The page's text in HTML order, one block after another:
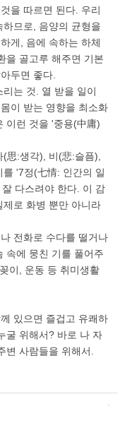
을 따르면 된다. 우리
므로, 음양의 균형을
게, 음에 속하는 하체
을 골고루 해주면 기본
두면 좋다.
는 것. 열 받을 일이
이 받는 영향을 최소화
이런 것을 '중용(中庸)
思:생각), 비(悲:슬픔),
'7정(七情: 인간의 일
다스려야 한다. 이 감
로 화병 뿐만 아니라
전화로 수다를 떨거나
속에 뭉친 기를 풀어주
이, 운동 등 취미생활
있으면 즐겁고 유쾌하
굴 위해서? 바로 나 자
변 사람들을 위해서.